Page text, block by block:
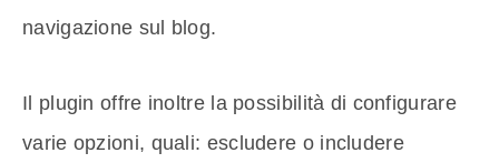
navigazione sul blog.
Il plugin offre inoltre la possibilità di configurare
varie opzioni, quali: escludere o includere